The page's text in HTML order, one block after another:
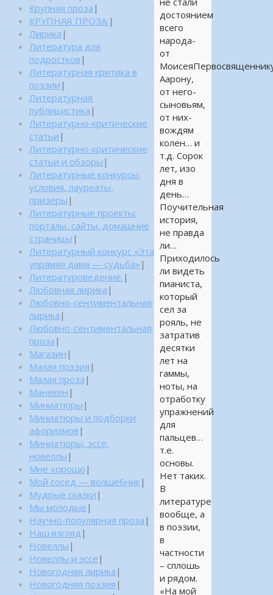
достоянием
всего
народа-
от
Аарону,
от него-
сыновьям,
от них-
вождям
колен… и
т.д. Сорок
лет, изо
дня в
день…
Поучительная
история,
не правда
ли…
Приходилось
ли видеть
пианиста,
который
сел за
рояль, не
затратив
десятки
лет на
гаммы,
ноты, на
отработку
упражнений
для
пальцев…
т.е.
основы.
Нет таких.
В
литературе
вообще, а
в поэзии,
в
частности
– сплошь
и рядом.
«На мой
Крупная проза |
КРУПНАЯ ПРОЗА: |
Лирика |
Литература для
подростков |
Литературная критика в
поэзии |
Литературная
публицистика |
Литературно-критические
статьи |
Литературно-критические
статьи и обзоры |
Литературные конкурсы:
условия, лауреаты,
призеры |
Литературные проекты:
порталы, сайты, домашние
страницы |
Литературный конкурс «Эта
упрямая дама — судьба» |
Литературоведение. |
Любовная лирика |
Любовно-сентиментальная
лирика |
Любовно-сентиментальная
проза |
Магазин |
Малая поэзия |
Малая проза |
Манекен |
Миниатюры |
Миниатюры и подборки
афоризмов |
Миниатюры, эссе,
новеллы |
Мне хорошо |
Мой сосед — волшебник|
Мудрые сказки |
Мы молодые |
Научно-популярная проза |
Наш взгляд |
Новеллы |
Новеллы и эссе |
Новогодняя лирика |
Новогодняя поэзия |